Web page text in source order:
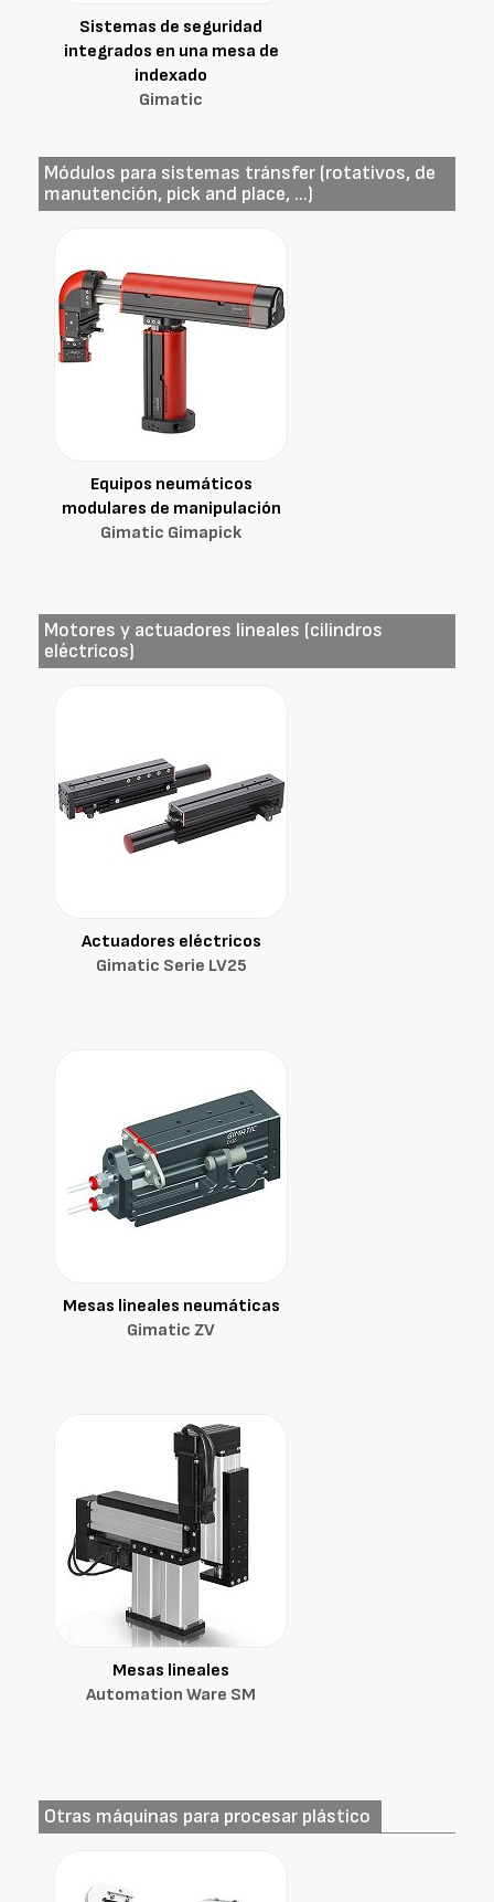
Sistemas de seguridad
integrados en una mesa de
indexado
Gimatic
Módulos para sistemas tránsfer (rotativos, de
manutención, pick and place, ...)
Equipos neumáticos
modulares de manipulación
Gimatic Gimapick
Motores y actuadores lineales (cilindros
eléctricos)
Actuadores eléctricos
Gimatic Serie LV25
Mesas lineales neumáticas
Gimatic ZV
Mesas lineales
Automation Ware SM
Otras máquinas para procesar plástico